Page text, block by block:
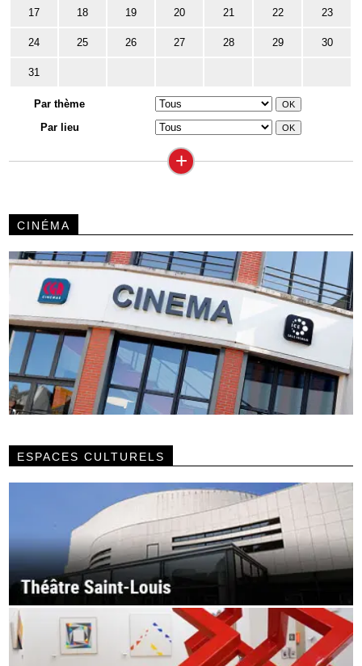
17 18 19 20 21 22 23
24 25 26 27 28 29 30
31
Par thème
Par lieu
+
CINÉMA
ESPACES CULTURELS